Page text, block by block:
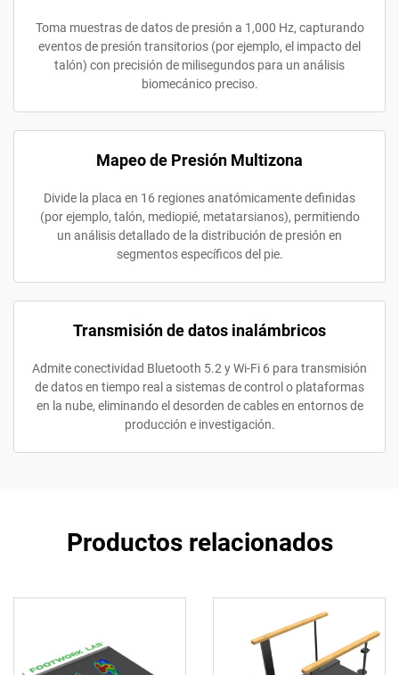
Toma muestras de datos de presión a 1,000 Hz, capturando
eventos de presión transitorios (por ejemplo, el impacto del
talón) con precisión de milisegundos para un análisis
biomecánico preciso.
Mapeo de Presión Multizona
Divide la placa en 16 regiones anatómicamente definidas
(por ejemplo, talón, mediopié, metatarsianos), permitiendo
un análisis detallado de la distribución de presión en
segmentos específicos del pie.
Transmisión de datos inalámbricos
Admite conectividad Bluetooth 5.2 y Wi-Fi 6 para transmisión
de datos en tiempo real a sistemas de control o plataformas
en la nube, eliminando el desorden de cables en entornos de
producción e investigación.
Productos relacionados